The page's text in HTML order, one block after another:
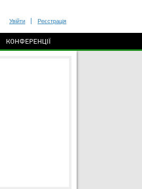
Увійти Реєстрація
КОНФЕРЕНЦІЇ